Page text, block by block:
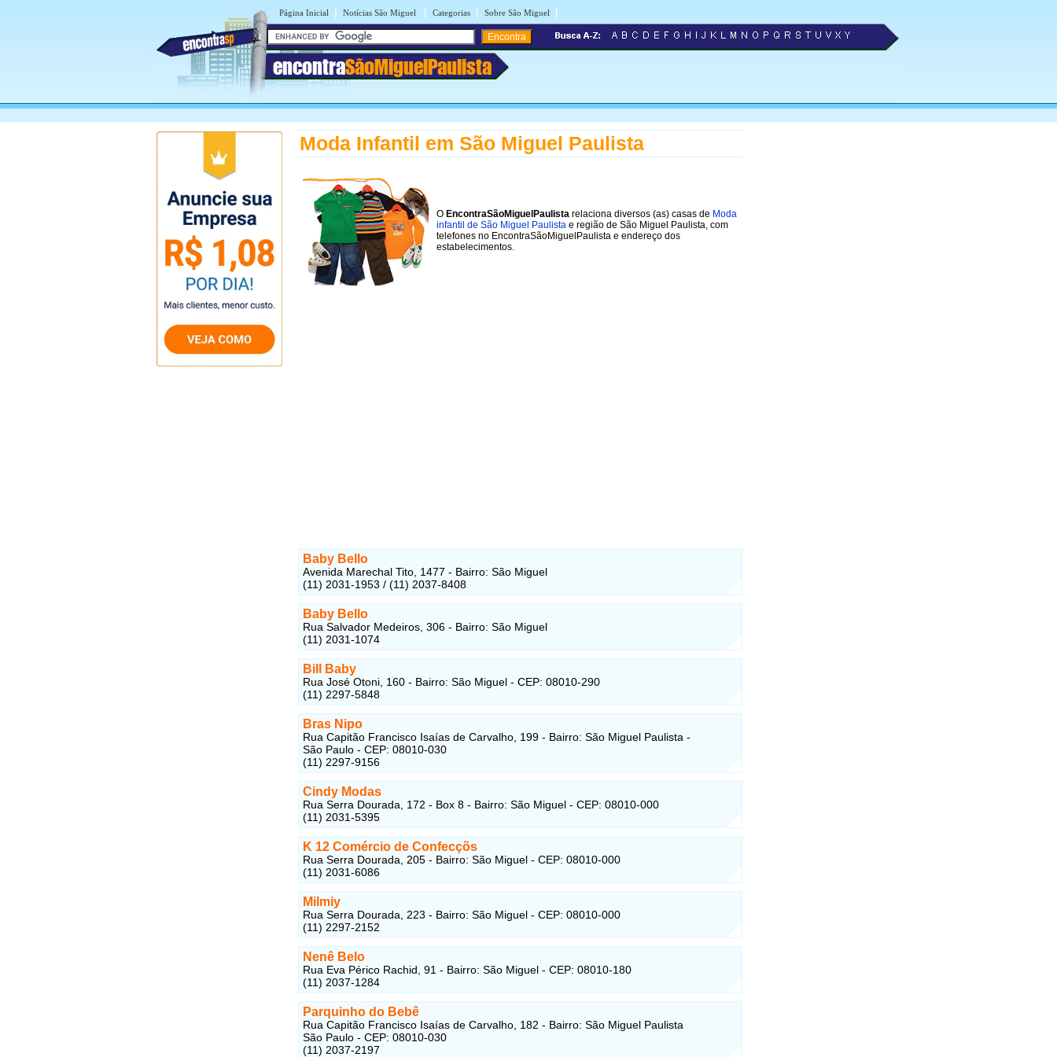
Página Inicial | Notícias São Miguel | Categorias | Sobre São Miguel |
encontraSãoMiguelPaulista
Moda Infantil em São Miguel Paulista
O EncontraSãoMiguelPaulista relaciona diversos (as) casas de Moda
infantil de São Miguel Paulista e região de São Miguel Paulista, com
telefones no EncontraSãoMiguelPaulista e endereço dos
estabelecimentos.
Baby Bello
Avenida Marechal Tito, 1477 - Bairro: São Miguel
(11) 2031-1953 / (11) 2037-8408
Baby Bello
Rua Salvador Medeiros, 306 - Bairro: São Miguel
(11) 2031-1074
Bill Baby
Rua José Otoni, 160 - Bairro: São Miguel - CEP: 08010-290
(11) 2297-5848
Bras Nipo
Rua Capitão Francisco Isaías de Carvalho, 199 - Bairro: São Miguel Paulista -
São Paulo - CEP: 08010-030
(11) 2297-9156
Cindy Modas
Rua Serra Dourada, 172 - Box 8 - Bairro: São Miguel - CEP: 08010-000
(11) 2031-5395
K 12 Comércio de Confecçõs
Rua Serra Dourada, 205 - Bairro: São Miguel - CEP: 08010-000
(11) 2031-6086
Milmiy
Rua Serra Dourada, 223 - Bairro: São Miguel - CEP: 08010-000
(11) 2297-2152
Nenê Belo
Rua Eva Périco Rachid, 91 - Bairro: São Miguel - CEP: 08010-180
(11) 2037-1284
Parquinho do Bebê
Rua Capitão Francisco Isaías de Carvalho, 182 - Bairro: São Miguel Paulista
São Paulo - CEP: 08010-030
(11) 2037-2197